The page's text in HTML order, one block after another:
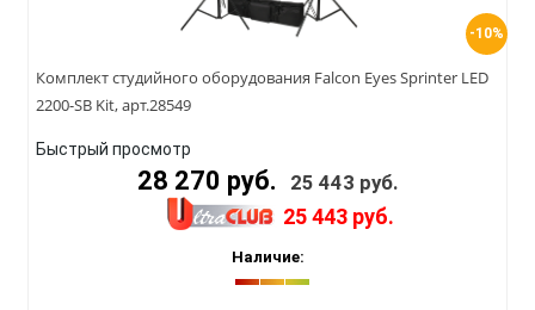
-10%
Комплект студийного оборудования Falcon Eyes Sprinter LED
2200-SB Kit, арт.28549
Быстрый просмотр
28 270 руб. 25 443 руб.
25 443 руб.
Наличие: